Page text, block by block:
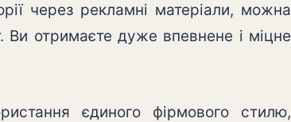
через рекламні матеріали, можна
Ви отримаєте дуже впевнене і міцне
єдиного фірмового стилю,